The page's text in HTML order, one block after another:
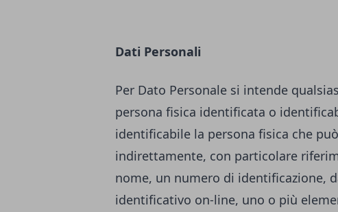
Dati Personali
Per Dato Personale si intende
persona fisica identificata o
identificabile la persona fisica che
indirettamente, con particolare
nome, un numero di identificazione,
identificativo on-line, uno o più